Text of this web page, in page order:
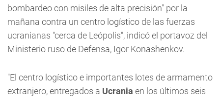
bombardeo con misiles de alta precisión" por la
mañana contra un centro logístico de las fuerzas
ucranianas "cerca de Leópolis", indicó el portavoz del
Ministerio ruso de Defensa, Igor Konashenkov.
"El centro logístico e importantes lotes de armamento
extranjero, entregados a Ucrania en los últimos seis